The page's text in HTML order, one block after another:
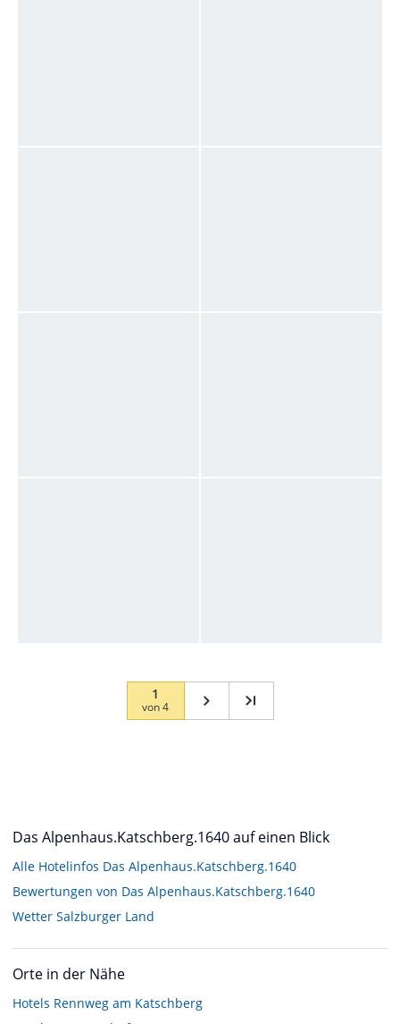
1
von4
Das Alpenhaus.Katschberg.1640 auf einen Blick
Alle Hotelinfos Das Alpenhaus.Katschberg.1640
Bewertungen von Das Alpenhaus.Katschberg.1640
Wetter Salzburger Land
Orte in der Nähe
Hotels Rennweg am Katschberg